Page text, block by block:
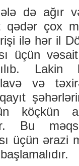
də ağır
qədər çox
ilə hər il
üçün
və
köçkün
Bu
üçün ərazi